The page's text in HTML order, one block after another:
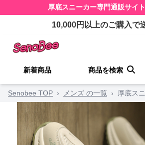
厚底スニーカー専門通販サイト
10,000円以上のご購入で
新着商品 商品を検索
Senobee TOP › メンズ の一覧 › 厚底ス